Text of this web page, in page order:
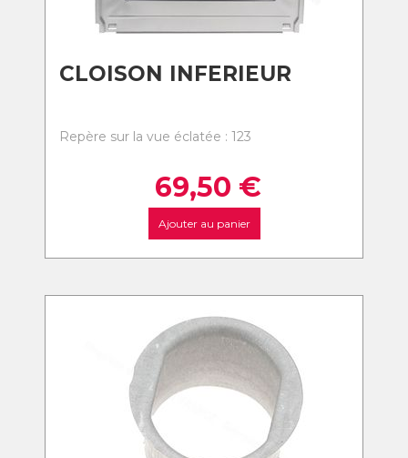
CLOISON INFERIEUR
Repère sur la vue éclatée : 123
69,50 €
Ajouter au panier